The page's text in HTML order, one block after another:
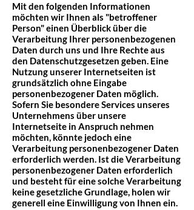
Mit den folgenden Informationen
möchten wir Ihnen als "betroffener
Person" einen Überblick über die
Verarbeitung Ihrer personenbezogenen
Daten durch uns und Ihre Rechte aus
den Datenschutzgesetzen geben. Eine
Nutzung unserer Internetseiten ist
grundsätzlich ohne Eingabe
personenbezogener Daten möglich.
Sofern Sie besondere Services unseres
Unternehmens über unsere
Internetseite in Anspruch nehmen
möchten, könnte jedoch eine
Verarbeitung personenbezogener Daten
erforderlich werden. Ist die Verarbeitung
personenbezogener Daten erforderlich
und besteht für eine solche Verarbeitung
keine gesetzliche Grundlage, holen wir
generell eine Einwilligung von Ihnen ein.